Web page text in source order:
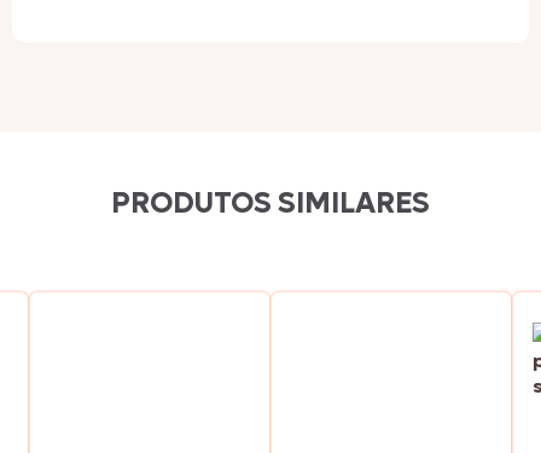
PRODUTOS SIMILARES